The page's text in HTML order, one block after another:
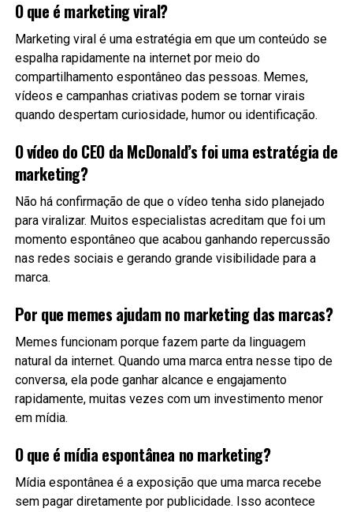
O que é marketing viral?
Marketing viral é uma estratégia em que um conteúdo se
espalha rapidamente na internet por meio do
compartilhamento espontâneo das pessoas. Memes,
vídeos e campanhas criativas podem se tornar virais
quando despertam curiosidade, humor ou identificação.
O vídeo do CEO da McDonald’s foi uma estratégia de
marketing?
Não há confirmação de que o vídeo tenha sido planejado
para viralizar. Muitos especialistas acreditam que foi um
momento espontâneo que acabou ganhando repercussão
nas redes sociais e gerando grande visibilidade para a
marca.
Por que memes ajudam no marketing das marcas?
Memes funcionam porque fazem parte da linguagem
natural da internet. Quando uma marca entra nesse tipo de
conversa, ela pode ganhar alcance e engajamento
rapidamente, muitas vezes com um investimento menor
em mídia.
O que é mídia espontânea no marketing?
Mídia espontânea é a exposição que uma marca recebe
sem pagar diretamente por publicidade. Isso acontece